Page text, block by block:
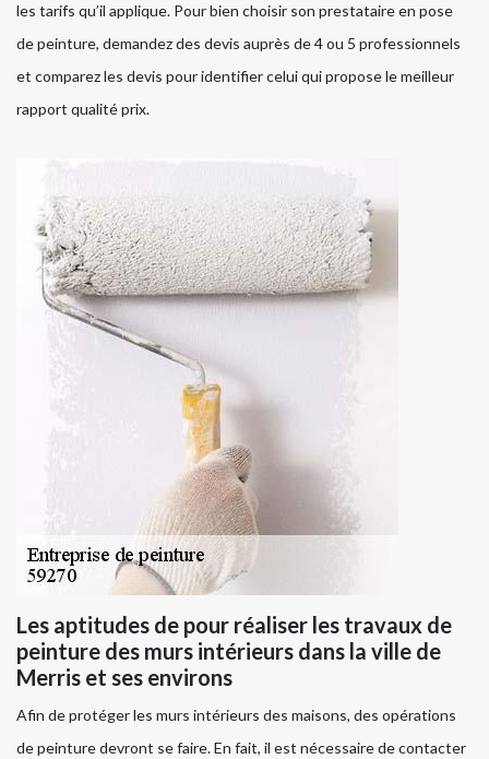
les tarifs qu’il applique. Pour bien choisir son prestataire en pose
de peinture, demandez des devis auprès de 4 ou 5 professionnels
et comparez les devis pour identifier celui qui propose le meilleur
rapport qualité prix.
Les aptitudes de pour réaliser les travaux de
peinture des murs intérieurs dans la ville de
Merris et ses environs
Afin de protéger les murs intérieurs des maisons, des opérations
de peinture devront se faire. En fait, il est nécessaire de contacter